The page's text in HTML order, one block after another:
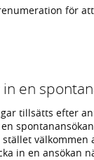
för
in en
tillsätts efter
välkommen
in en ansökan